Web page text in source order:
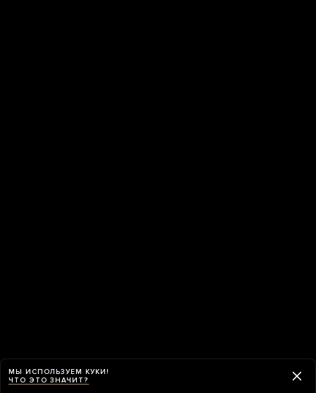
МЫ ИСПОЛЬЗУЕМ КУКИ!
ЧТО ЭТО ЗНАЧИТ?